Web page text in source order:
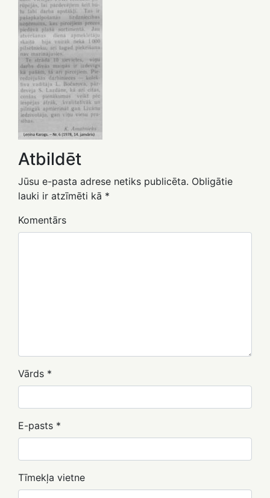
Atbildēt
Jūsu e-pasta adrese netiks publicēta. Obligātie
lauki ir atzīmēti kā *
Komentārs
Vārds *
E-pasts *
Tīmekļa vietne